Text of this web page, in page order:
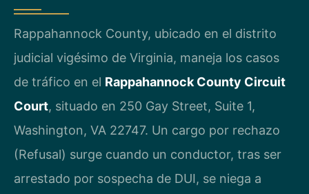
Rappahannock County, ubicado en el distrito
judicial vigésimo de Virginia, maneja los casos
de tráfico en el Rappahannock County Circuit
Court, situado en 250 Gay Street, Suite 1,
Washington, VA 22747. Un cargo por rechazo
(Refusal) surge cuando un conductor, tras ser
arrestado por sospecha de DUI, se niega a